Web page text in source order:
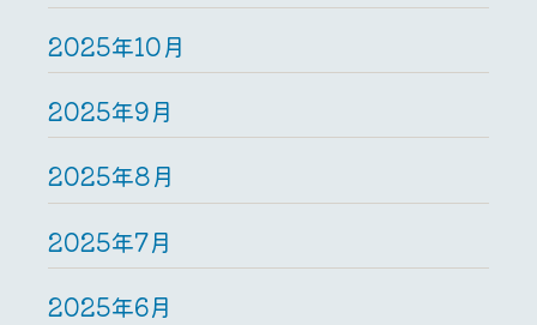
2025年10月
2025年9月
2025年8月
2025年7月
2025年6月